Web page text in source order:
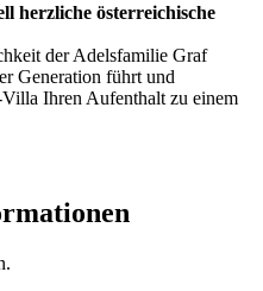
herzliche österreichische
der Adelsfamilie Graf
Generation führt und
Villa Ihren Aufenthalt zu einem